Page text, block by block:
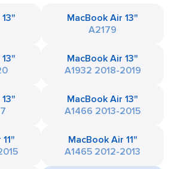
MacBook Air 13"
A2179
MacBook Air 13"
A1932 2018-2019
MacBook Air 13"
A1466 2013-2015
MacBook Air 11"
A1465 2012-2013